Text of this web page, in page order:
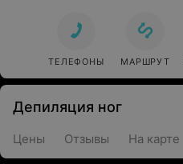
ТЕЛЕФОНЫ МАРШРУТ
Депиляция ног
Цены Отзывы На карте